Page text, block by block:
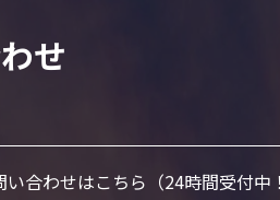
せ
い合わせはこちら （24時間受付中